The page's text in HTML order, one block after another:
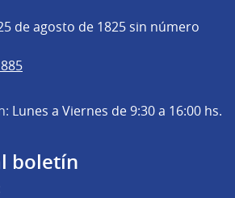
de agosto de 1825 sin número
Lunes a Viernes de 9:30 a 16:00 hs.
boletín